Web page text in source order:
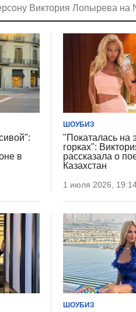
Виктория Лопырева на
в
ШОУБИЗ
"Покаталась на
горках":
рассказала о
Казахстан
1 июля 2026,
ШОУБИЗ